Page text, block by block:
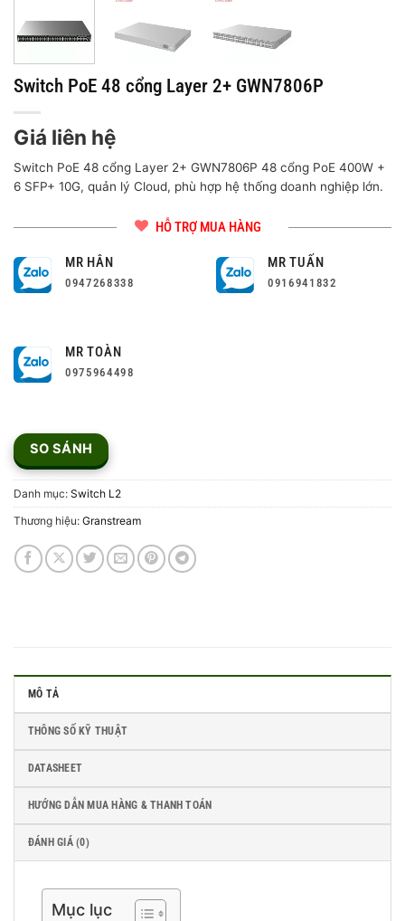
Switch PoE 48 cổng Layer 2+ GWN7806P
Giá liên hệ
Switch PoE 48 cổng Layer 2+ GWN7806P 48 cổng PoE 400W +
6 SFP+ 10G, quản lý Cloud, phù hợp hệ thống doanh nghiệp lớn.
HỖ TRỢ MUA HÀNG
MR HÂN
0947268338
MR TUẤN
0916941832
MR TOÀN
0975964498
SO SÁNH
Danh mục: Switch L2
Thương hiệu: Granstream
MÔ TẢ
THÔNG SỐ KỸ THUẬT
DATASHEET
HƯỚNG DẪN MUA HÀNG & THANH TOÁN
ĐÁNH GIÁ (0)
Mục lục